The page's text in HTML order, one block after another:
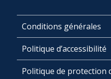
Conditions générales
Politique d’accessibilité
Politique de protection